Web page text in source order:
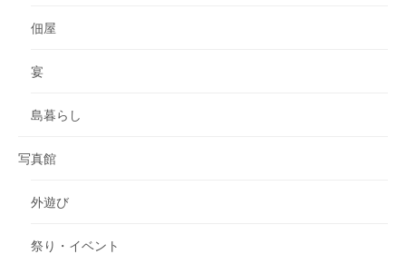
佃屋
宴
島暮らし
写真館
外遊び
祭り・イベント